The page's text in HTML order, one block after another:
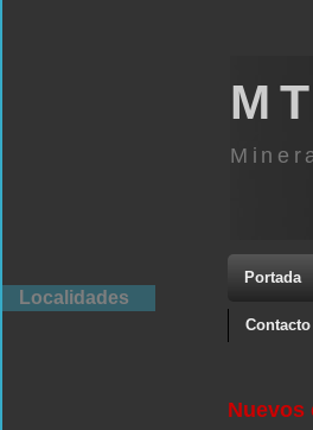
Portada
Contacto
Nuevos
Localidades